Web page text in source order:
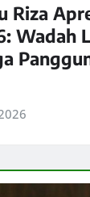
Riza
Wadah